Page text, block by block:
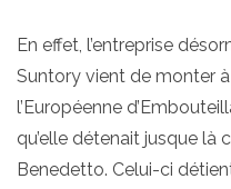
En effet, l’entreprise
Suntory vient de monter
l’Européenne
qu’elle détenait jusque là
Benedetto. Celui-ci